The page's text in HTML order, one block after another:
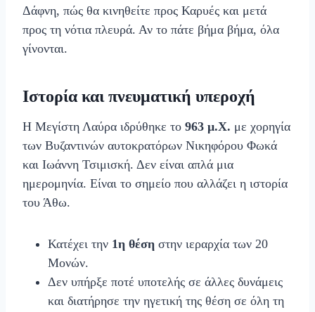
Δάφνη, πώς θα κινηθείτε προς Καρυές και μετά
προς τη νότια πλευρά. Αν το πάτε βήμα βήμα, όλα
γίνονται.
Ιστορία και πνευματική υπεροχή
Η Μεγίστη Λαύρα ιδρύθηκε το 963 μ.Χ. με χορηγία
των Βυζαντινών αυτοκρατόρων Νικηφόρου Φωκά
και Ιωάννη Τσιμισκή. Δεν είναι απλά μια
ημερομηνία. Είναι το σημείο που αλλάζει η ιστορία
του Άθω.
Κατέχει την 1η θέση στην ιεραρχία των 20
Μονών.
Δεν υπήρξε ποτέ υποτελής σε άλλες δυνάμεις
και διατήρησε την ηγετική της θέση σε όλη τη